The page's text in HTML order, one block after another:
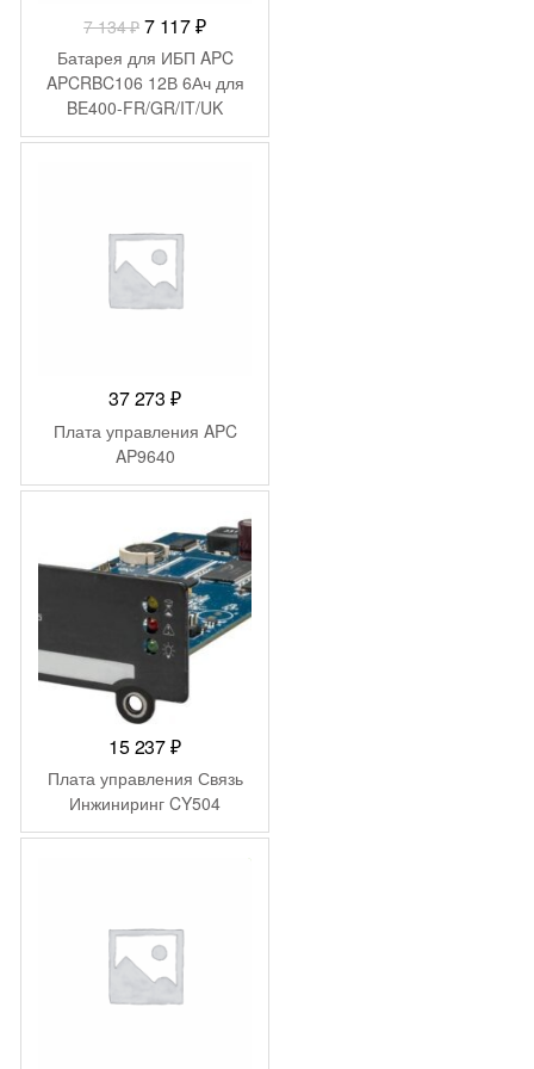
7 134₽ Первоначальная
цена
составляла
7
134 ₽.
7 117₽Текущая
цена:
7
117 ₽.
Батарея для ИБП APC
APCRBC106 12В 6Ач для
BE400-FR/GR/IT/UK
37 273₽
Плата управления APC
AP9640
15 237₽
Плата управления Связь
Инжиниринг CY504